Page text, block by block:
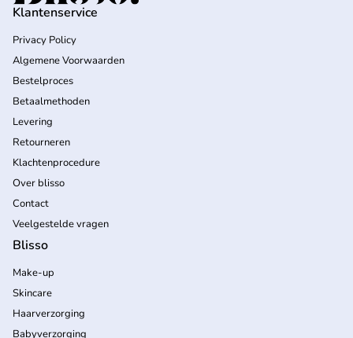
Klantenservice
Privacy Policy
Algemene Voorwaarden
Bestelproces
Betaalmethoden
Levering
Retourneren
Klachtenprocedure
Over blisso
Contact
Veelgestelde vragen
Blisso
Make-up
Skincare
Haarverzorging
Babyverzorging